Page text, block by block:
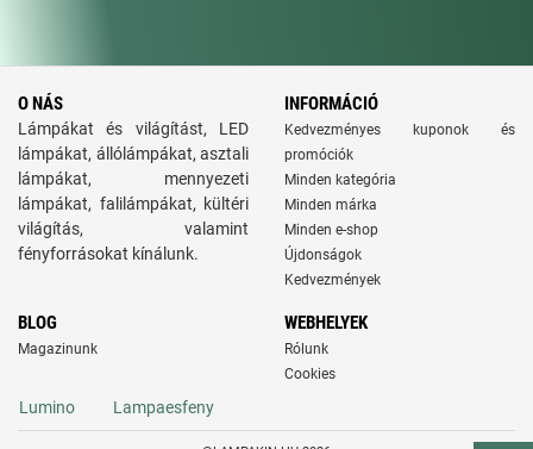
O NÁS
Lámpákat és világítást, LED
lámpákat, állólámpákat, asztali
lámpákat, mennyezeti
lámpákat, falilámpákat, kültéri
világítás, valamint
fényforrásokat kínálunk.
INFORMÁCIÓ
Kedvezményes kuponok és
promóciók
Minden kategória
Minden márka
Minden e-shop
Újdonságok
Kedvezmények
BLOG
Magazinunk
WEBHELYEK
Rólunk
Cookies
Lumino Lampaesfeny